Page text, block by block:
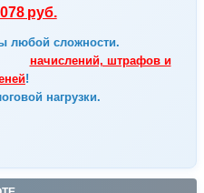
руб.
любой сложности.
начислений, штрафов и
!
нагрузки.